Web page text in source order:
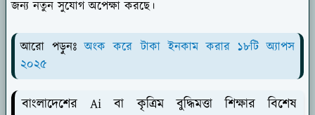
জন্য নতুন সুযোগ অপেক্ষা করছে।
আরো পড়ুনঃঅংক করে টাকা ইনকাম করার ১৮টি অ্যাপস
২০২৫
বাংলাদেশের Ai বা কৃত্রিম বুদ্ধিমত্তা শিক্ষার বিশেষ